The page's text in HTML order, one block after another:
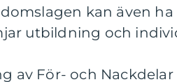
kan även
utbildning och
av För- och